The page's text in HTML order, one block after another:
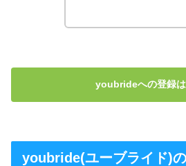
youbrideへの登録
youbride(ユーブライド)